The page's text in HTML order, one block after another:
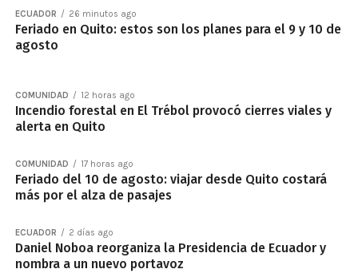
ECUADOR 26 minutos ago
Feriado en Quito: estos son los planes para el 9 y 10 de
agosto
COMUNIDAD 12 horas ago
Incendio forestal en El Trébol provocó cierres viales y
alerta en Quito
COMUNIDAD 17 horas ago
Feriado del 10 de agosto: viajar desde Quito costará
más por el alza de pasajes
ECUADOR 2 días ago
Daniel Noboa reorganiza la Presidencia de Ecuador y
nombra a un nuevo portavoz